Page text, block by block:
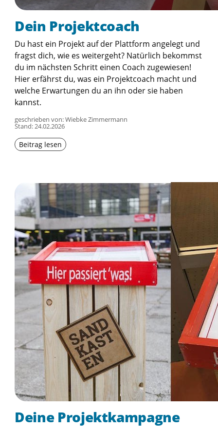
Dein Projektcoach
Du hast ein Projekt auf der Plattform angelegt und
fragst dich, wie es weitergeht? Natürlich bekommst
du im nächsten Schritt einen Coach zugewiesen!
Hier erfährst du, was ein Projektcoach macht und
welche Erwartungen du an ihn oder sie haben
kannst.
geschrieben von: Wiebke Zimmermann
Stand:24.02.2026
Beitrag lesen
Deine Projektkampagne